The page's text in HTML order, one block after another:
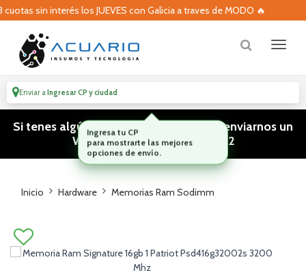
sin interés los JUEVES con Galicia a traves de MODO 🔥
Enviar aIngresar CP y ciudad
Si tenes algún tipo de consulta podes enviarnos un
WhatsApp! (011) 15 5386 3812
Inicio Hardware Memorias Ram Sodimm